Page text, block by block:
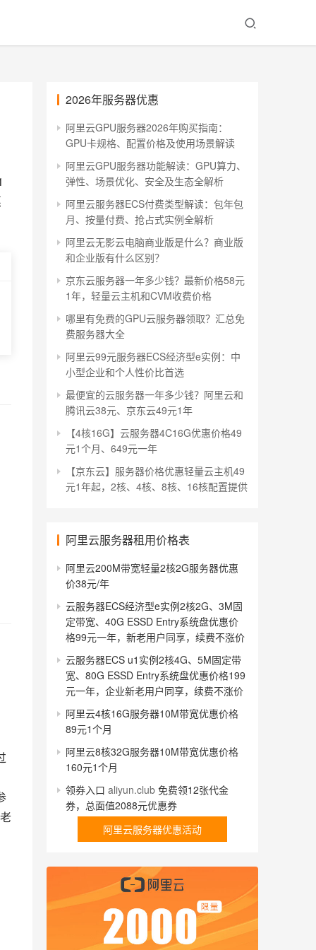
2026年服务器优惠
阿里云GPU服务器2026年购买指南：
GPU卡规格、配置价格及使用场景解读
阿里云GPU服务器功能解读：GPU算力、
弹性、场景优化、安全及生态全解析
阿里云服务器ECS付费类型解读：包年包
月、按量付费、抢占式实例全解析
阿里云无影云电脑商业版是什么？商业版
和企业版有什么区别？
京东云服务器一年多少钱？最新价格58元
1年，轻量云主机和CVM收费价格
哪里有免费的GPU云服务器领取？汇总免
费服务器大全
阿里云99元服务器ECS经济型e实例：中
小型企业和个人性价比首选
最便宜的云服务器一年多少钱？阿里云和
腾讯云38元、京东云49元1年
【4核16G】云服务器4C16G优惠价格49
元1个月、649元一年
【京东云】服务器价格优惠轻量云主机49
元1年起，2核、4核、8核、16核配置提供
阿里云服务器租用价格表
阿里云200M带宽轻量2核2G服务器优惠
价38元/年
云服务器ECS经济型e实例2核2G、3M固
定带宽、40G ESSD Entry系统盘优惠价
格99元一年，新老用户同享，续费不涨价
云服务器ECS u1实例2核4G、5M固定带
宽、80G ESSD Entry系统盘优惠价格199
元一年，企业新老用户同享，续费不涨价
阿里云4核16G服务器10M带宽优惠价格
89元1个月
阿里云8核32G服务器10M带宽优惠价格
160元1个月
领券入口 aliyun.club 免费领12张代金
券，总面值2088元优惠券
阿里云服务器优惠活动